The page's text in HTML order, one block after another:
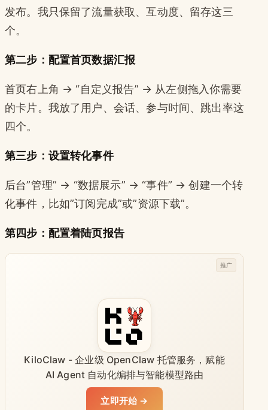
发布。我只保留了流量获取、互动度、留存这三
个。
第二步：配置首页数据汇报
首页右上角 → “自定义报告” → 从左侧拖入你需要
的卡片。我放了用户、会话、参与时间、跳出率这
四个。
第三步：设置转化事件
后台”管理” → “数据展示” → “事件” → 创建一个转
化事件，比如”订阅完成”或”资源下载”。
第四步：配置着陆页报告
KiloClaw - 企业级 OpenClaw 托管服务，赋能
AI Agent 自动化编排与智能模型路由
立即开始 →
推广